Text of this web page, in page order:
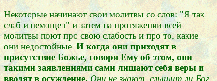
Некоторые начинают свои молитвы со слов: "Я так
слаб и немощен" и затем на протяжении всей
молитвы поют про свою слабость и про то, какие
они недостойные.И когда они приходят в
присутствие Божье, говоря Ему об этом, они
такими заявлениями сами лишают себя веры и
вводят в осуждение. Они не знают, слышит ли Бог